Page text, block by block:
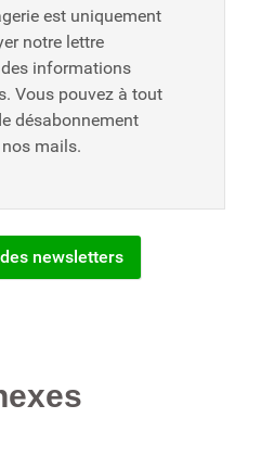
est uniquement
notre lettre
informations
Vous pouvez à tout
désabonnement
mails.
newsletters